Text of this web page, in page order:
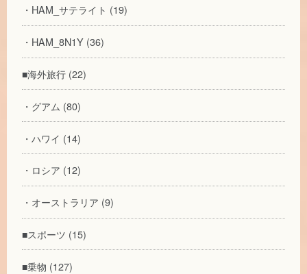
・HAM_サテライト (19)
・HAM_8N1Y (36)
■海外旅行 (22)
・グアム (80)
・ハワイ (14)
・ロシア (12)
・オーストラリア (9)
■スポーツ (15)
■乗物 (127)